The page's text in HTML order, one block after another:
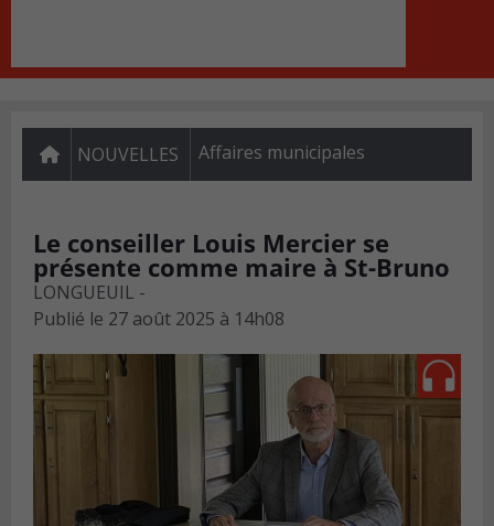
NOUVELLES Affaires municipales
Le conseiller Louis Mercier se
présente comme maire à St-Bruno
LONGUEUIL -
Publié le 27 août 2025 à 14h08